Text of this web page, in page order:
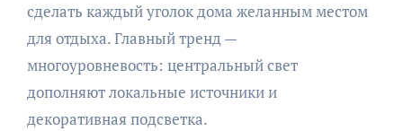
сделать каждый уголок дома желанным местом
для отдыха. Главный тренд —
многоуровневость: центральный свет
дополняют локальные источники и
декоративная подсветка.